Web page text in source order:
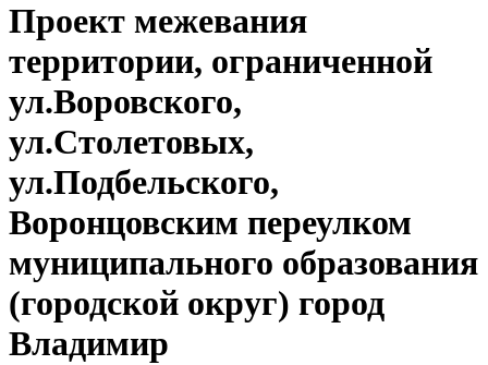
Проект межевания
территории, ограниченной
ул.Воровского,
ул.Столетовых,
ул.Подбельского,
Воронцовским переулком
муниципального образования
(городской округ) город
Владимир